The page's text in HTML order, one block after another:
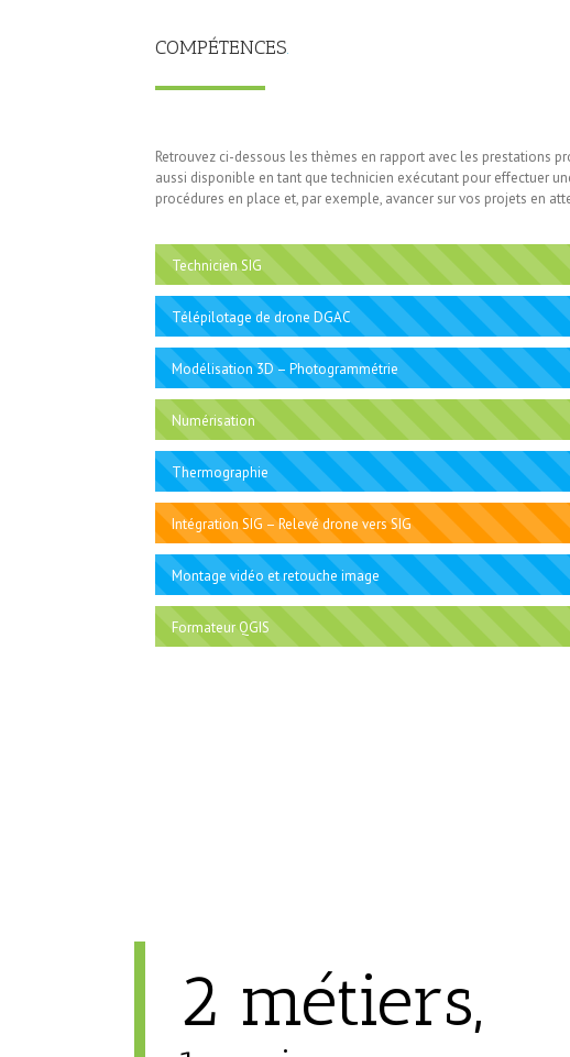
COMPÉTENCES.
Retrouvez ci-dessous les thèmes en rapport avec les prestations
aussi disponible en tant que technicien exécutant pour effectuer
procédures en place et, par exemple, avancer sur vos projets en
Technicien SIG
Télépilotage de drone DGAC
Modélisation 3D – Photogrammétrie
Numérisation
Thermographie
Intégration SIG – Relevé drone vers SIG
Montage vidéo et retouche image
Formateur QGIS
2 métiers,